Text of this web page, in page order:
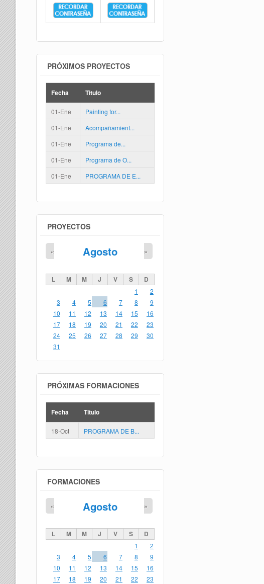
PRÓXIMOS PROYECTOS
Fecha Titulo
01-Ene
Painting for...
01-Ene
Acompañamient...
01-Ene
Programa de...
01-Ene
Programa de O...
01-Ene
PROGRAMA DE E...
PROYECTOS
Agosto
« »
L M M J V S D
1
2
3
4 5 6 7 8
9
10
11 12 13 14 15
16
17
18 19 20 21 22
23
24
25 26 27 28 29
30
31
PRÓXIMAS FORMACIONES
Fecha Titulo
18-Oct PROGRAMA DE B...
FORMACIONES
Agosto
« »
L M M J V S D
1
2
3
4 5 6 7 8
9
10
11 12 13 14 15
16
17
18 19 20 21 22
23